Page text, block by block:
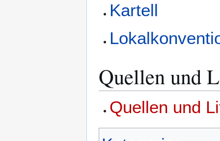
Kartell
Quellen und
Quellen und